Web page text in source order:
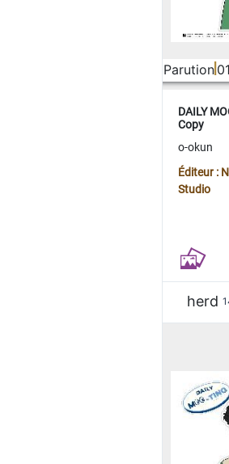
Parution
DAILY
Copy
o-okun
Éditeur :
Studio
herd